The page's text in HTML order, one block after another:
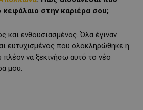
κεφάλαιο στην καριέρα σου;
και ενθουσιασμένος. Όλα έγιναν
ευτυχισμένος που ολοκληρώθηκε η
να ξεκινήσω αυτό το νέο
μου.